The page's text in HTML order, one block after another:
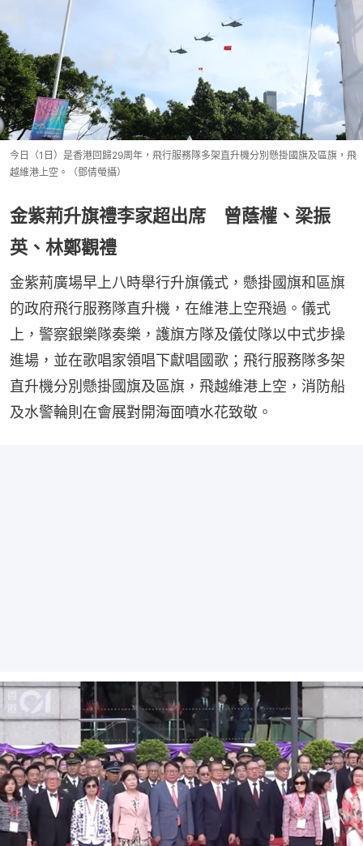
今日（1日）是香港回歸29周年，飛行服務隊多架直升機分別懸掛國旗及區旗，飛
越維港上空。（鄧倩螢攝）
金紫荊升旗禮李家超出席 曾蔭權、梁振
英、林鄭觀禮
金紫荊廣場早上八時舉行升旗儀式，懸掛國旗和區旗
的政府飛行服務隊直升機，在維港上空飛過。儀式
上，警察銀樂隊奏樂，護旗方隊及儀仗隊以中式步操
進場，並在歌唱家領唱下獻唱國歌；飛行服務隊多架
直升機分別懸掛國旗及區旗，飛越維港上空，消防船
及水警輪則在會展對開海面噴水花致敬。